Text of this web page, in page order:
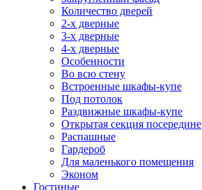
Количество дверей
2-х дверные
3-х дверные
4-х дверные
Особенности
Во всю стену
Встроенные шкафы-купе
Под потолок
Раздвижные шкафы-купе
Открытая секция посередине
Распашные
Гардероб
Для маленького помещения
Эконом
Гостиные